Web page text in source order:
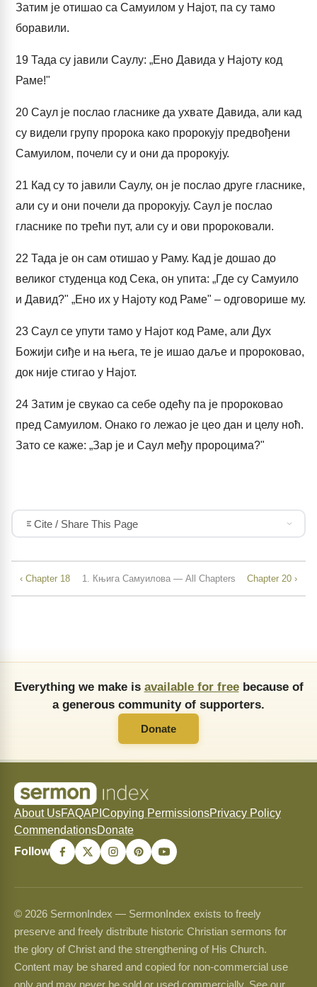
Затим је отишао са Самуилом у Најот, па су тамо
боравили.
19 Тада су јавили Саулу: „Ено Давида у Најоту код
Раме!"
20 Саул је послао гласнике да ухвате Давида, али кад
су видели групу пророка како пророкују предвођени
Самуилом, почели су и они да пророкују.
21 Кад су то јавили Саулу, он је послао друге гласнике,
али су и они почели да пророкују. Саул је послао
гласнике по трећи пут, али су и ови пророковали.
22 Тада је он сам отишао у Раму. Кад је дошао до
великог студенца код Сека, он упита: „Где су Самуило
и Давид?" „Ено их у Најоту код Раме" – одговорише му.
23 Саул се упути тамо у Најот код Раме, али Дух
Божији сиђе и на њега, те је ишао даље и пророковао,
док није стигао у Најот.
24 Затим је свукао са себе одећу па је пророковао
пред Самуилом. Онако го лежао је цео дан и целу ноћ.
Зато се каже: „Зар је и Саул међу пророцима?"
Cite / Share This Page
‹ Chapter 18 1. Књига Самуилова — All Chapters Chapter 20 ›
Everything we make is available for freebecause of
a generous community of supporters.
Donate
About UsFAQAPI Copying PermissionsPrivacy Policy
CommendationsDonate
Follow
© 2026 SermonIndex — SermonIndex exists to freely
preserve and freely distribute historic Christian sermons for
the glory of Christ and the strengthening of His Church.
Content may be shared and copied for non-commercial use